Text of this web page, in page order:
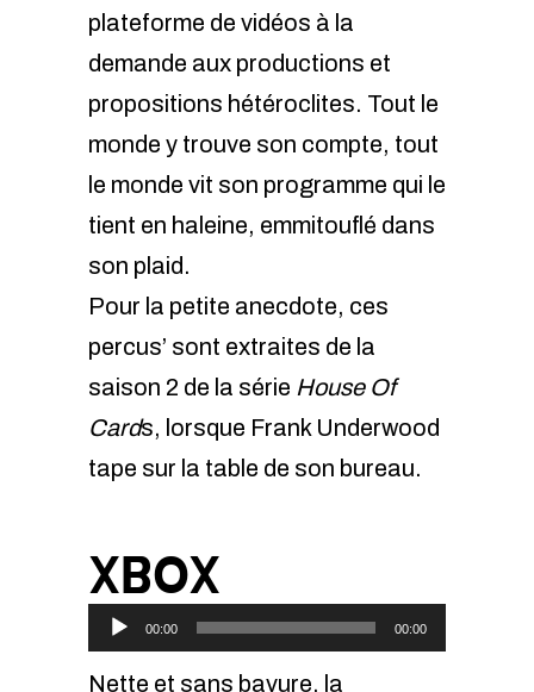
plateforme de vidéos à la
demande aux productions et
propositions hétéroclites. Tout le
monde y trouve son compte, tout
le monde vit son programme qui le
tient en haleine, emmitouflé dans
son plaid.
Pour la petite anecdote, ces
percus’ sont extraites de la
saison 2 de la série House Of
Cards, lorsque Frank Underwood
tape sur la table de son bureau.
XBOX
Lecteur
00:00 00:00
Nette et sans bavure, la